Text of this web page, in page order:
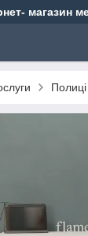
магазин